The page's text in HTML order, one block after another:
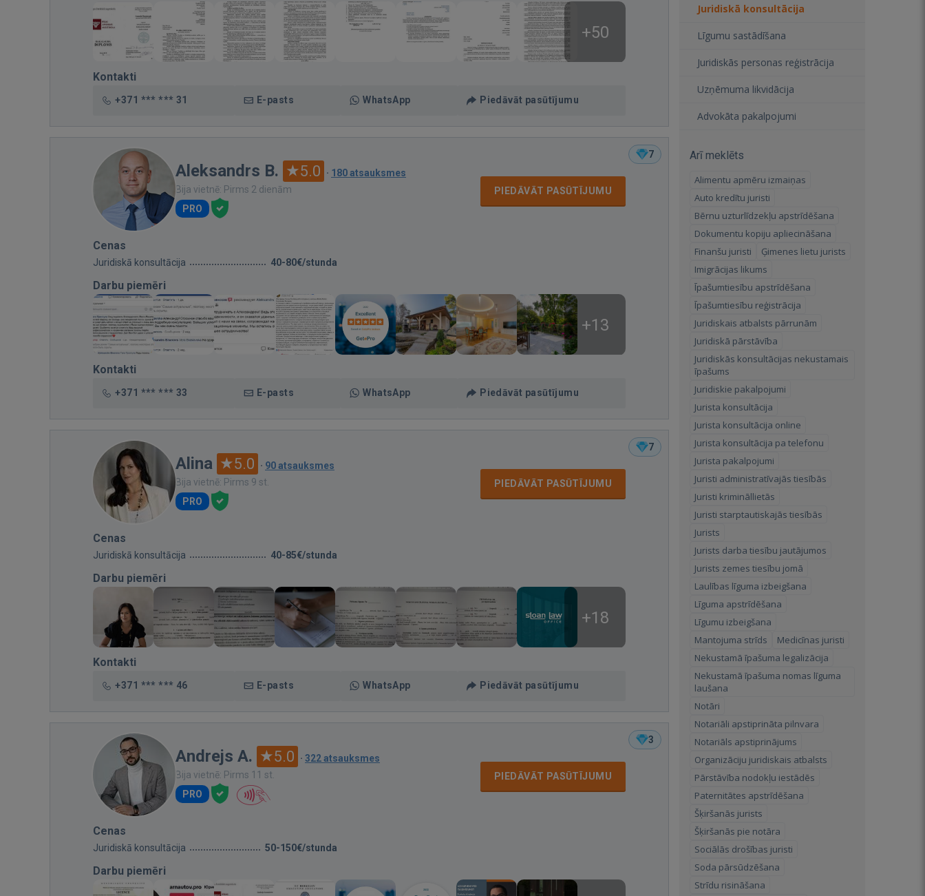
+50
Kontakti
+371 *** *** 31 E-pasts WhatsApp Piedāvāt pasūtījumu
7
Aleksandrs B. 5.0 · 180 atsauksmes
Bija vietnē: Pirms 2 dienām
PRO
PIEDĀVĀT PASŪTĪJUMU
Cenas
Juridiskā konsultācija 40-80€/stunda
Darbu piemēri
+13
Kontakti
+371 *** *** 33 E-pasts WhatsApp Piedāvāt pasūtījumu
7
Alina 5.0 · 90 atsauksmes
Bija vietnē: Pirms 9 st.
PRO
PIEDĀVĀT PASŪTĪJUMU
Cenas
Juridiskā konsultācija 40-85€/stunda
Darbu piemēri
+18
Kontakti
+371 *** *** 46 E-pasts WhatsApp Piedāvāt pasūtījumu
3
Andrejs A. 5.0 · 322 atsauksmes
Bija vietnē: Pirms 11 st.
PRO
PIEDĀVĀT PASŪTĪJUMU
Cenas
Juridiskā konsultācija 50-150€/stunda
Darbu piemēri
Juridiskā konsultācija
Līgumu sastādīšana
Juridiskās personas reģistrācija
Uzņēmuma likvidācija
Advokāta pakalpojumi
Arī meklēts
Alimentu apmēru izmaiņas
Auto kredītu juristi
Bērnu uzturlīdzekļu apstrīdēšana
Dokumentu kopiju apliecināšana
Finanšu juristi
Ģimenes lietu jurists
Imigrācijas likums
Īpašumtiesību apstrīdēšana
Īpašumtiesību reģistrācija
Juridiskais atbalsts pārrunām
Juridiskā pārstāvība
Juridiskās konsultācijas nekustamais
īpašums
Juridiskie pakalpojumi
Jurista konsultācija
Jurista konsultācija online
Jurista konsultācija pa telefonu
Jurista pakalpojumi
Juristi administratīvajās tiesībās
Juristi krimināllietās
Juristi starptautiskajās tiesībās
Jurists
Jurists darba tiesību jautājumos
Jurists zemes tiesību jomā
Laulības līguma izbeigšana
Līguma apstrīdēšana
Līgumu izbeigšana
Mantojuma strīds
Medicīnas juristi
Nekustamā īpašuma legalizācija
Nekustamā īpašuma nomas līguma
laušana
Notāri
Notariāli apstiprināta pilnvara
Notariāls apstiprinājums
Organizāciju juridiskais atbalsts
Pārstāvība nodokļu iestādēs
Paternitātes apstrīdēšana
Šķiršanās jurists
Šķiršanās pie notāra
Sociālās drošības juristi
Soda pārsūdzēšana
Strīdu risināšana